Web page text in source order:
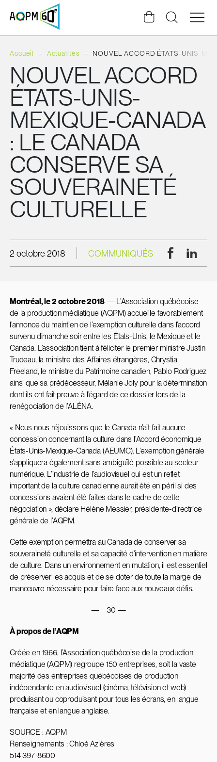
Ouvrir
la
du
Accueil Actualités NOUVEL ACCORD ÉTATS-UNIS-
NOUVEL ACCORD
ÉTATS-UNIS-
MEXIQUE-CANADA
: LE CANADA
CONSERVE SA
SOUVERAINETÉ
CULTURELLE
2 octobre 2018 COMMUNIQUÉS Facebook
Montréal, le 2 octobre 2018— L’Association québécoise
de la production médiatique (AQPM) accueille favorablement
l’annonce du maintien de l’exemption culturelle dans l’accord
survenu dimanche soir entre les États-Unis, le Mexique et le
Canada. L’association tient à féliciter le premier ministre Justin
Trudeau, la ministre des Affaires étrangères, Chrystia
Freeland, le ministre du Patrimoine canadien, Pablo Rodriguez
ainsi que sa prédécesseur, Mélanie Joly pour la détermination
dont ils ont fait preuve à l’égard de ce dossier lors de la
renégociation de l’ALÉNA.
« Nous nous réjouissons que le Canada n’ait fait aucune
concession concernant la culture dans l’Accord économique
États-Unis-Mexique-Canada (AEUMC). L’exemption générale
s’appliquera également sans ambiguïté possible au secteur
numérique. L’industrie de l’audiovisuel qui est un reflet
important de la culture canadienne aurait été en péril si des
concessions avaient été faites dans le cadre de cette
négociation », déclare Hélène Messier, présidente-directrice
générale de l’AQPM.
Cette exemption permettra au Canada de conserver sa
souveraineté culturelle et sa capacité d’intervention en matière
de culture. Dans un environnement en mutation, il est essentiel
de préserver les acquis et de se doter de toute la marge de
manœuvre nécessaire pour faire face aux nouveaux défis.
— 30 —
À propos de l’AQPM
Créée en 1966, l’Association québécoise de la production
médiatique (AQPM) regroupe 150 entreprises, soit la vaste
majorité des entreprises québécoises de production
indépendante en audiovisuel (cinéma, télévision et web)
produisant ou coproduisant pour tous les écrans, en langue
française et en langue anglaise.
SOURCE : AQPM
Renseignements : Chloé Azières
514 397-8600